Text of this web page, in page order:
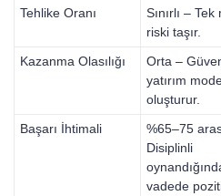
Tehlike Oranı
Sınırlı – Tek
riski taşır.
Kazanma Olasılığı
Orta –
yatırım
oluşturur.
Başarı İhtimali
%65–75
Disiplinli
vadede